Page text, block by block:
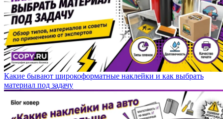
Какие бывают широкоформатные наклейки и как выбрать
материал под задачу